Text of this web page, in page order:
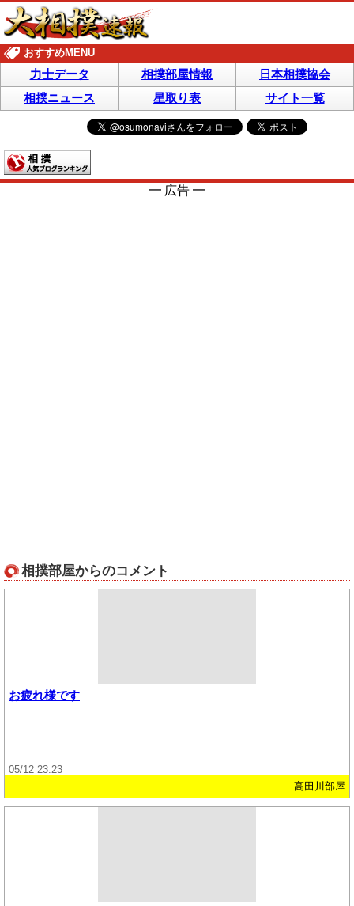
おすすめMENU
力士データ 相撲部屋情報
日本相撲協会
相撲ニュース
星取り表 サイト一覧
━ 広告 ━
相撲部屋からのコメント
お疲れ様です
05/12 23:23
高田川部屋